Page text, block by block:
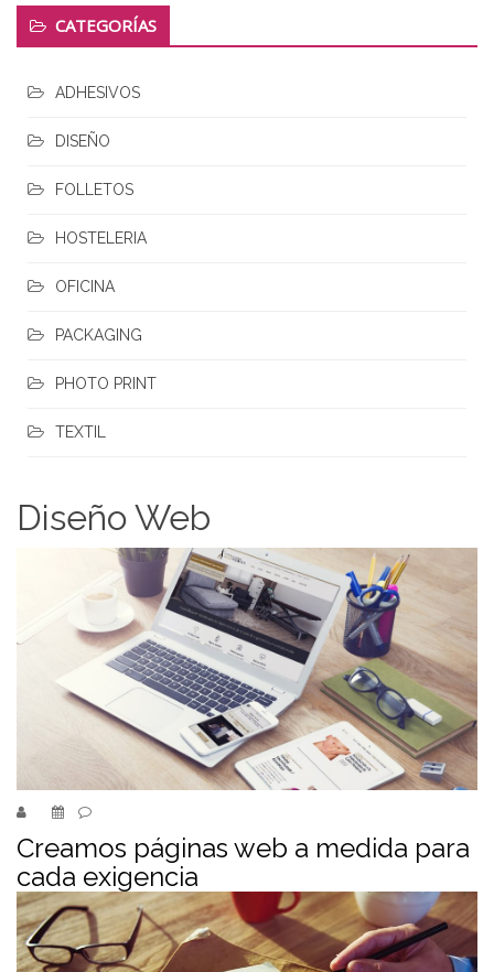
CATEGORÍAS
ADHESIVOS
DISEÑO
FOLLETOS
HOSTELERIA
OFICINA
PACKAGING
PHOTO PRINT
TEXTIL
Diseño Web
Creamos páginas web a medida para
cada exigencia